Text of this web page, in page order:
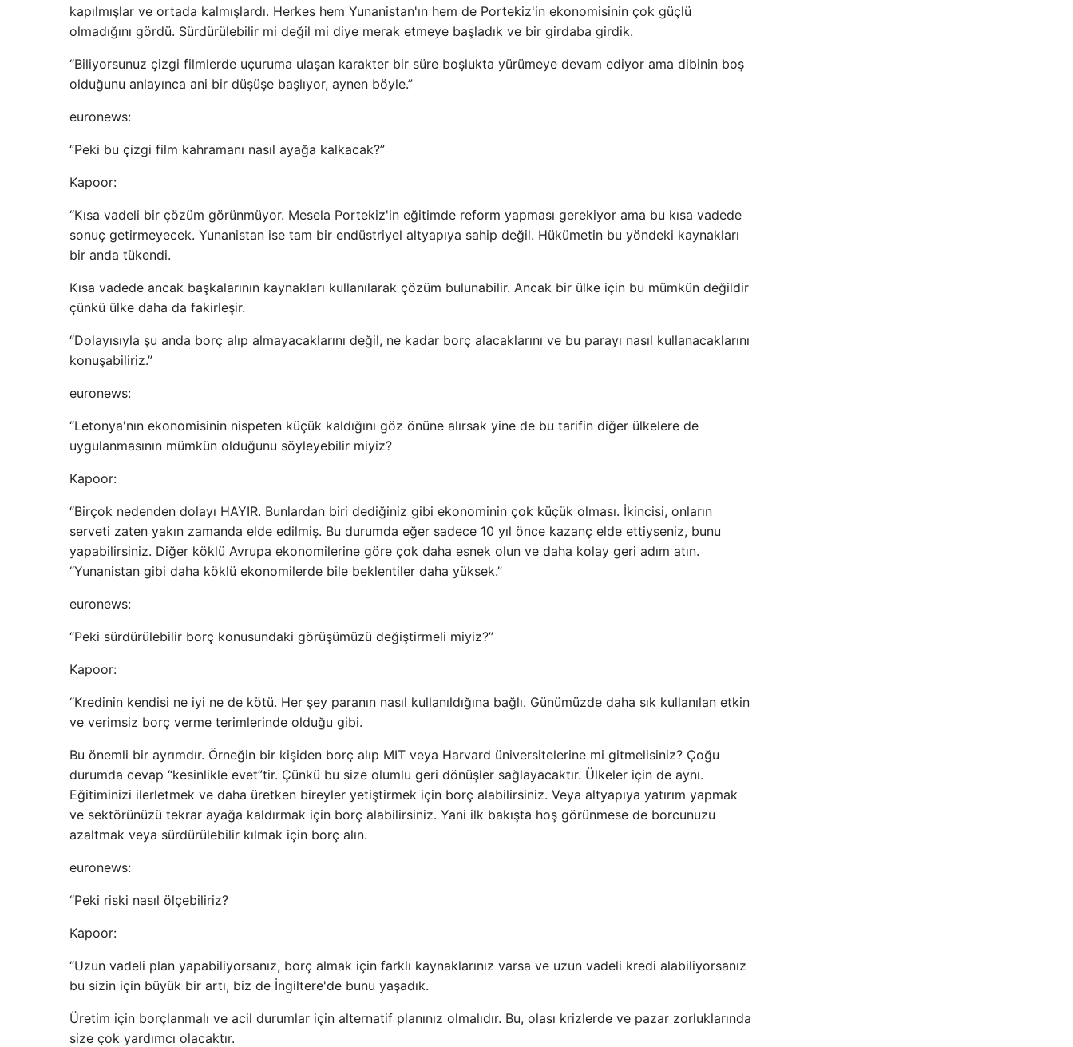
kapılmışlar ve ortada kalmışlardı. Herkes hem Yunanistan'ın hem de Portekiz'in ekonomisinin çok güçlü
olmadığını gördü. Sürdürülebilir mi değil mi diye merak etmeye başladık ve bir girdaba girdik.
“Biliyorsunuz çizgi filmlerde uçuruma ulaşan karakter bir süre boşlukta yürümeye devam ediyor ama dibinin boş
olduğunu anlayınca ani bir düşüşe başlıyor, aynen böyle.”
euronews:
“Peki bu çizgi film kahramanı nasıl ayağa kalkacak?”
Kapoor:
“Kısa vadeli bir çözüm görünmüyor. Mesela Portekiz'in eğitimde reform yapması gerekiyor ama bu kısa vadede
sonuç getirmeyecek. Yunanistan ise tam bir endüstriyel altyapıya sahip değil. Hükümetin bu yöndeki kaynakları
bir anda tükendi.
Kısa vadede ancak başkalarının kaynakları kullanılarak çözüm bulunabilir. Ancak bir ülke için bu mümkün değildir
çünkü ülke daha da fakirleşir.
“Dolayısıyla şu anda borç alıp almayacaklarını değil, ne kadar borç alacaklarını ve bu parayı nasıl kullanacaklarını
konuşabiliriz.”
euronews:
“Letonya'nın ekonomisinin nispeten küçük kaldığını göz önüne alırsak yine de bu tarifin diğer ülkelere de
uygulanmasının mümkün olduğunu söyleyebilir miyiz?
Kapoor:
“Birçok nedenden dolayı HAYIR. Bunlardan biri dediğiniz gibi ekonominin çok küçük olması. İkincisi, onların
serveti zaten yakın zamanda elde edilmiş. Bu durumda eğer sadece 10 yıl önce kazanç elde ettiyseniz, bunu
yapabilirsiniz. Diğer köklü Avrupa ekonomilerine göre çok daha esnek olun ve daha kolay geri adım atın.
“Yunanistan gibi daha köklü ekonomilerde bile beklentiler daha yüksek.”
euronews:
“Peki sürdürülebilir borç konusundaki görüşümüzü değiştirmeli miyiz?”
Kapoor:
“Kredinin kendisi ne iyi ne de kötü. Her şey paranın nasıl kullanıldığına bağlı. Günümüzde daha sık kullanılan etkin
ve verimsiz borç verme terimlerinde olduğu gibi.
Bu önemli bir ayrımdır. Örneğin bir kişiden borç alıp MIT veya Harvard üniversitelerine mi gitmelisiniz? Çoğu
durumda cevap “kesinlikle evet”tir. Çünkü bu size olumlu geri dönüşler sağlayacaktır. Ülkeler için de aynı.
Eğitiminizi ilerletmek ve daha üretken bireyler yetiştirmek için borç alabilirsiniz. Veya altyapıya yatırım yapmak
ve sektörünüzü tekrar ayağa kaldırmak için borç alabilirsiniz. Yani ilk bakışta hoş görünmese de borcunuzu
azaltmak veya sürdürülebilir kılmak için borç alın.
euronews:
“Peki riski nasıl ölçebiliriz?
Kapoor:
“Uzun vadeli plan yapabiliyorsanız, borç almak için farklı kaynaklarınız varsa ve uzun vadeli kredi alabiliyorsanız
bu sizin için büyük bir artı, biz de İngiltere'de bunu yaşadık.
Üretim için borçlanmalı ve acil durumlar için alternatif planınız olmalıdır. Bu, olası krizlerde ve pazar zorluklarında
size çok yardımcı olacaktır.